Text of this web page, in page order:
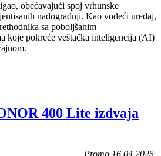
obećavajući spoj vrhunske
nadogradnji. Kao vodeći uređaj,
sa poboljšanim
koje pokreće veštačka inteligencija (AI)
400 Lite izdvaja